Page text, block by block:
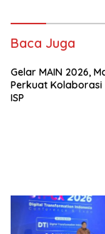
Baca Juga
Gelar MAIN 2026,
Perkuat Kolaborasi
ISP